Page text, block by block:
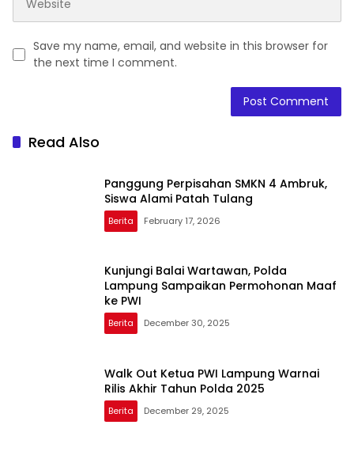
Save my name, email, and website in this browser for
the next time I comment.
Read Also
Panggung Perpisahan SMKN 4 Ambruk,
Siswa Alami Patah Tulang
Berita February 17, 2026
Kunjungi Balai Wartawan, Polda
Lampung Sampaikan Permohonan Maaf
ke PWI
Berita December 30, 2025
Walk Out Ketua PWI Lampung Warnai
Rilis Akhir Tahun Polda 2025
Berita December 29, 2025